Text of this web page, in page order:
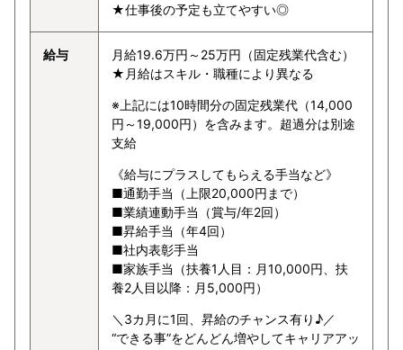
★仕事後の予定も立てやすい◎
給与
月給19.6万円～25万円（固定残業代含む）
★月給はスキル・職種により異なる
※上記には10時間分の固定残業代（14,000
円～19,000円）を含みます。超過分は別途
支給
《給与にプラスしてもらえる手当など》
■通勤手当（上限20,000円まで）
■業績連動手当（賞与/年2回）
■昇給手当（年4回）
■社内表彰手当
■家族手当（扶養1人目：月10,000円、扶
養2人目以降：月5,000円）
＼3カ月に1回、昇給のチャンス有り♪／
“できる事”をどんどん増やしてキャリアアッ